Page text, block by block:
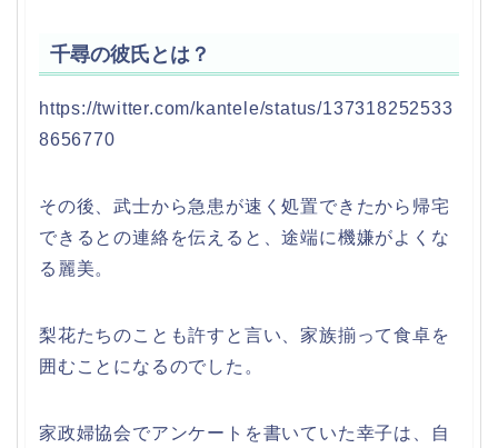
千尋の彼氏とは？
https://twitter.com/kantele/status/137318252533
8656770
その後、武士から急患が速く処置できたから帰宅
できるとの連絡を伝えると、途端に機嫌がよくな
る麗美。
梨花たちのことも許すと言い、家族揃って食卓を
囲むことになるのでした。
家政婦協会でアンケートを書いていた幸子は、自